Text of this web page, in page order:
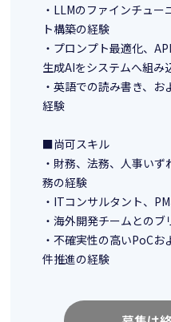
・LLMのファインチュー
ト構築の経験
・プロンプト最適化、
生成AIをシステムへ組み
・英語での読み書き、
経験
■尚可スキル
・財務、法務、人事い
務の経験
・ITコンサルタント、
・海外開発チームとの
・不確実性の高いPoC
件推進の経験